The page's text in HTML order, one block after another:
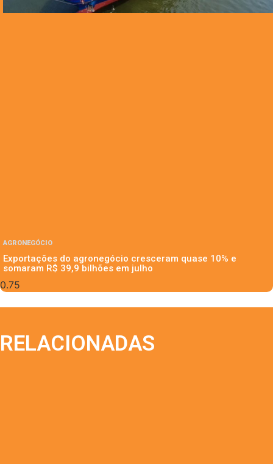
AGRONEGÓCIO
Exportações do agronegócio cresceram quase 10% e
somaram R$ 39,9 bilhões em julho
RELACIONADAS